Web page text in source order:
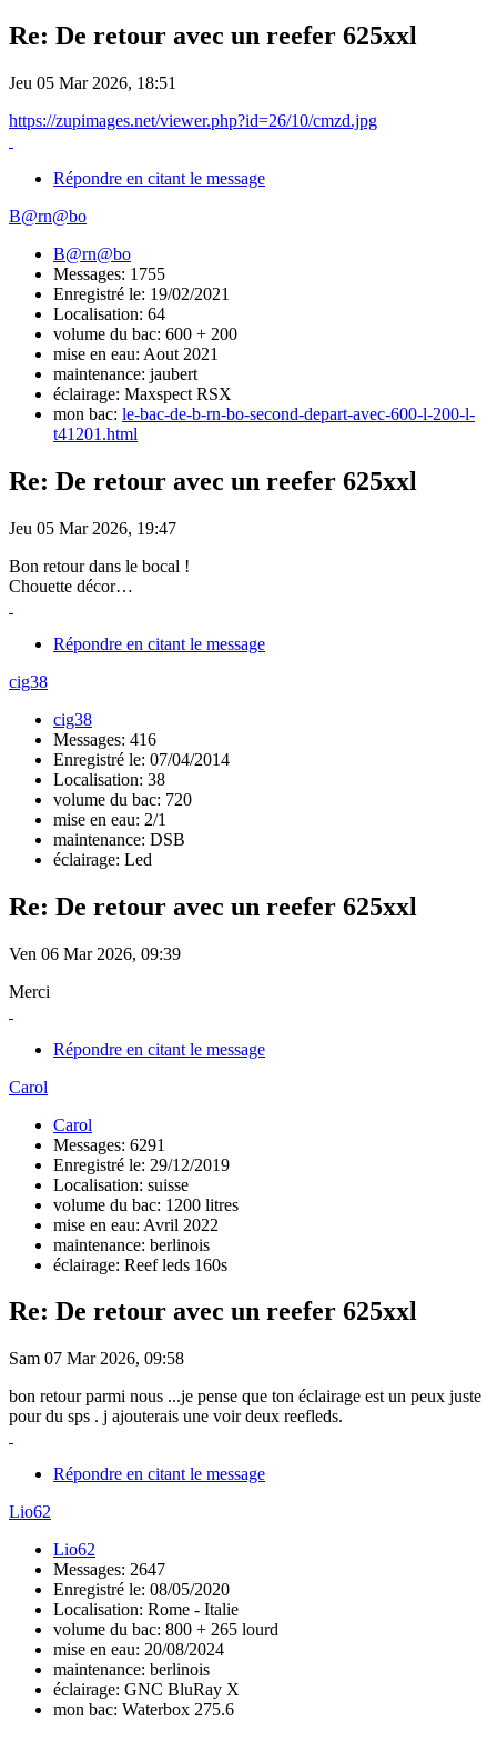
Re: De retour avec un reefer 625xxl
Jeu 05 Mar 2026, 18:51
https://zupimages.net/viewer.php?id=26/10/cmzd.jpg
Répondre en citant le message
B@rn@bo
B@rn@bo
Messages: 1755
Enregistré le: 19/02/2021
Localisation: 64
volume du bac: 600 + 200
mise en eau: Aout 2021
maintenance: jaubert
éclairage: Maxspect RSX
mon bac: le-bac-de-b-rn-bo-second-depart-avec-600-l-200-l-
t41201.html
Re: De retour avec un reefer 625xxl
Jeu 05 Mar 2026, 19:47
Bon retour dans le bocal !
Chouette décor…
Répondre en citant le message
cig38
cig38
Messages: 416
Enregistré le: 07/04/2014
Localisation: 38
volume du bac: 720
mise en eau: 2/1
maintenance: DSB
éclairage: Led
Re: De retour avec un reefer 625xxl
Ven 06 Mar 2026, 09:39
Merci
Répondre en citant le message
Carol
Carol
Messages: 6291
Enregistré le: 29/12/2019
Localisation: suisse
volume du bac: 1200 litres
mise en eau: Avril 2022
maintenance: berlinois
éclairage: Reef leds 160s
Re: De retour avec un reefer 625xxl
Sam 07 Mar 2026, 09:58
bon retour parmi nous ...je pense que ton éclairage est un peux juste
pour du sps . j ajouterais une voir deux reefleds.
Répondre en citant le message
Lio62
Lio62
Messages: 2647
Enregistré le: 08/05/2020
Localisation: Rome - Italie
volume du bac: 800 + 265 lourd
mise en eau: 20/08/2024
maintenance: berlinois
éclairage: GNC BluRay X
mon bac: Waterbox 275.6